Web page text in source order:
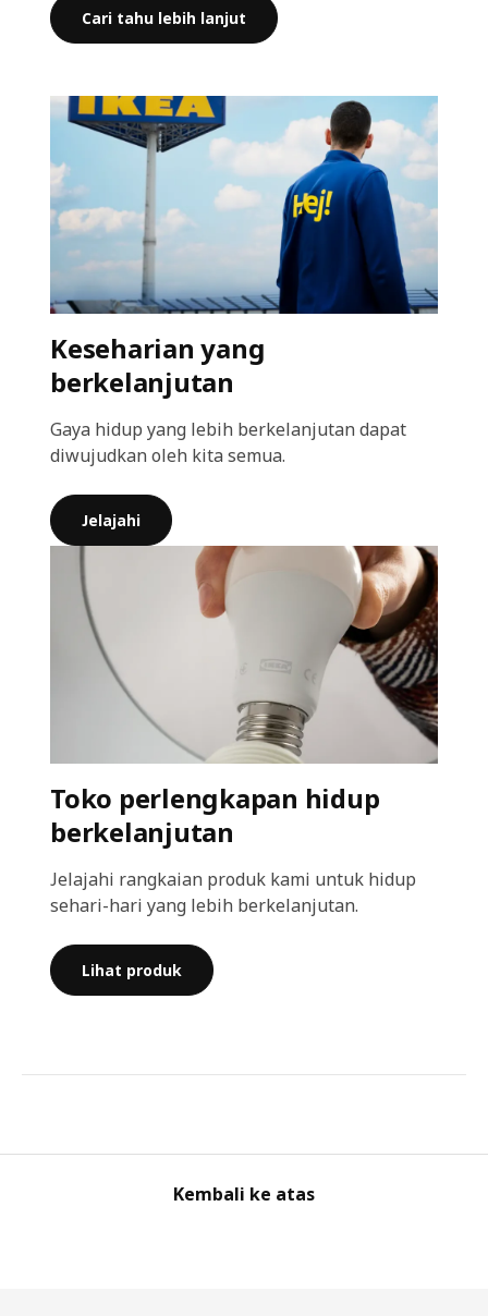
Cari tahu lebih lanjut
Keseharian yang
berkelanjutan
Gaya hidup yang lebih berkelanjutan dapat
diwujudkan oleh kita semua.
Jelajahi
Toko perlengkapan hidup
berkelanjutan
Jelajahi rangkaian produk kami untuk hidup
sehari-hari yang lebih berkelanjutan.
Lihat produk
Kembali ke atas